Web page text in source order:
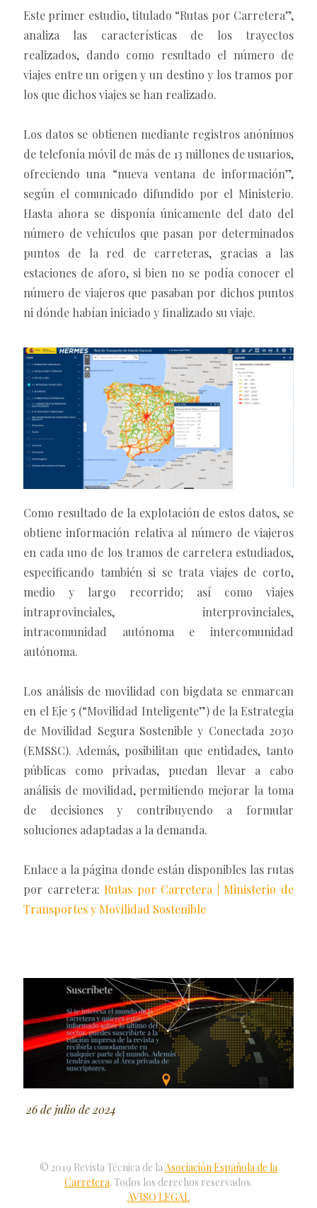
Este primer estudio, titulado “Rutas por Carretera”,
analiza las características de los trayectos
realizados, dando como resultado el número de
viajes entre un origen y un destino y los tramos por
los que dichos viajes se han realizado.
Los datos se obtienen mediante registros anónimos
de telefonía móvil de más de 13 millones de usuarios,
ofreciendo una “nueva ventana de información”,
según el comunicado difundido por el Ministerio.
Hasta ahora se disponía únicamente del dato del
número de vehículos que pasan por determinados
puntos de la red de carreteras, gracias a las
estaciones de aforo, si bien no se podía conocer el
número de viajeros que pasaban por dichos puntos
ni dónde habían iniciado y finalizado su viaje.
Como resultado de la explotación de estos datos, se
obtiene información relativa al número de viajeros
en cada uno de los tramos de carretera estudiados,
especificando también si se trata viajes de corto,
medio y largo recorrido; así como viajes
intraprovinciales, interprovinciales,
intracomunidad autónoma e intercomunidad
autónoma.
Los análisis de movilidad con bigdata se enmarcan
en el Eje 5 (“Movilidad Inteligente”) de la Estrategia
de Movilidad Segura Sostenible y Conectada 2030
(EMSSC). Además, posibilitan que entidades, tanto
públicas como privadas, puedan llevar a cabo
análisis de movilidad, permitiendo mejorar la toma
de decisiones y contribuyendo a formular
soluciones adaptadas a la demanda.
Enlace a la página donde están disponibles las rutas
por carretera: Rutas por Carretera | Ministerio de
Transportes y Movilidad Sostenible
26 de julio de 2024
© 2019 Revista Técnica de laAsociación Española de la
Carretera. Todos los derechos reservados.
AVISO LEGAL